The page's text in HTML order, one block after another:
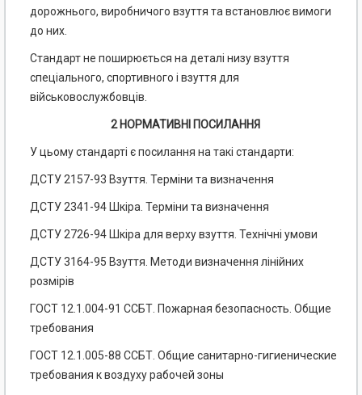
дорожнього, виробничого взуття та встановлює вимоги
до них.
Стандарт не поширюється на деталі низу взуття
спеціального, спортивного і взуття для
військовослужбовців.
2 НОРМАТИВНІ ПОСИЛАННЯ
У цьому стандарті є посилання на такі стандарти:
ДСТУ 2157-93 Взуття. Терміни та визначення
ДСТУ 2341-94 Шкіра. Терміни та визначення
ДСТУ 2726-94 Шкіра для верху взуття. Технічні умови
ДСТУ 3164-95 Взуття. Методи визначення лінійних
розмірів
ГОСТ 12.1.004-91 ССБТ. Пожарная безопасность. Общие
требования
ГОСТ 12.1.005-88 ССБТ. Общие санитарно-гигиенические
требования к воздуху рабочей зоны